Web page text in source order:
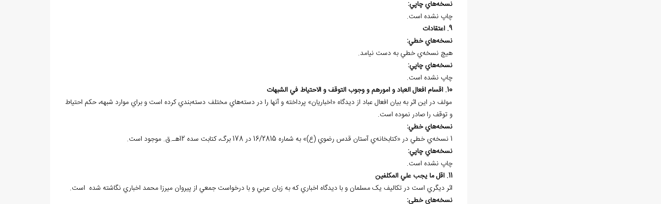
نسخههاي چاپي:
چاپ نشده است.
9. اعتقادات
نسخههاي خطي:
هيچ نسخهي خطي به دست نيامد.
نسخههاي چاپي:
چاپ نشده است.
10. اقسام افعال العباد و امورهم و وجوب التوقف و الاحتياط في الشبهات
مولف در اين اثر به بيان افعال عباد از ديدگاه «اخباريان» پرداخته و آنها را در دسته‌هاي مختلف دسته‌بندي کرده است و براي موارد شبهه، حکم احتياط
و توقف را صادر نموده است.
نسخههاي خطي:
1 نسخه‌ي خطي در «کتابخانه‌ي آستان قدس رضوي (ع)» به شماره 16/2815 در 178 برگ، کتابت سده 12هـ.ق. موجود است.
نسخههاي چاپي:
چاپ نشده است.
11. اقل ما يجب علي المکلفين
اثر ديگري است در تکاليف يک مسلمان و با ديدگاه اخباري که به زبان عربي و با درخواست جمعي از پيروان ميرزا محمد اخباري نگاشته شده است.
نسخههاي خطي: